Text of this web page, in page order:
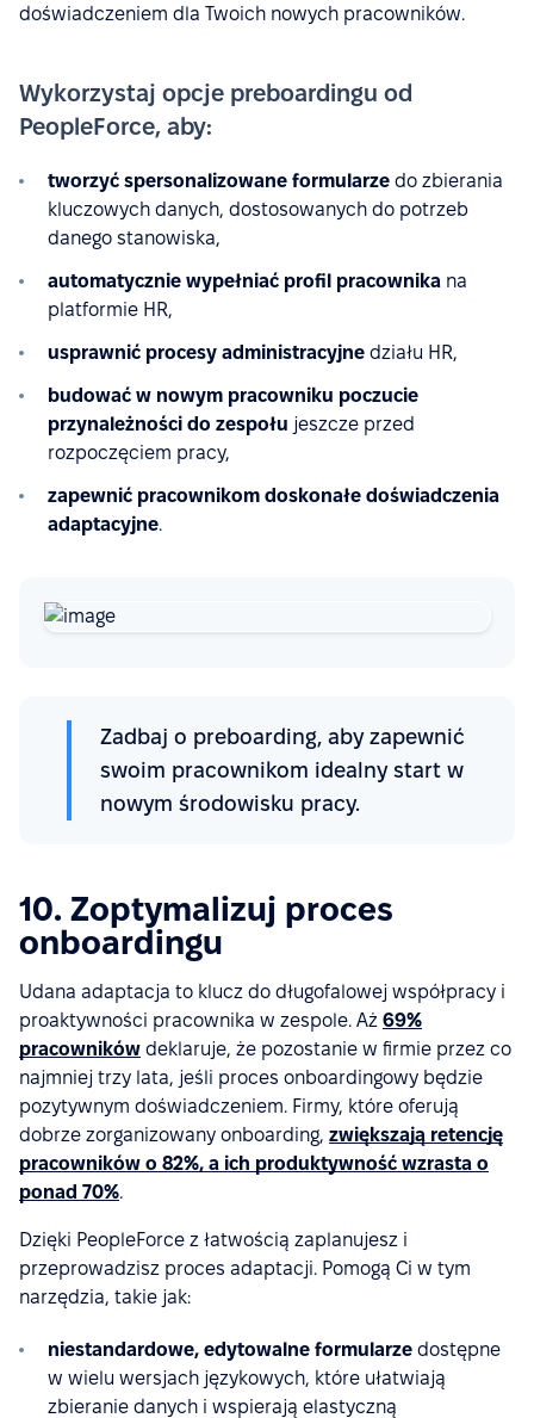
doświadczeniem dla Twoich nowych pracowników.
Wykorzystaj opcje preboardingu od
PeopleForce, aby:
tworzyć spersonalizowane formularze do zbierania
kluczowych danych, dostosowanych do potrzeb
danego stanowiska,
automatycznie wypełniać profil pracownika na
platformie HR,
usprawnić procesy administracyjne działu HR,
budować w nowym pracowniku poczucie
przynależności do zespołu jeszcze przed
rozpoczęciem pracy,
zapewnić pracownikom doskonałe doświadczenia
adaptacyjne.
Zadbaj o preboarding, aby zapewnić
swoim pracownikom idealny start w
nowym środowisku pracy.
10. Zoptymalizuj proces
onboardingu
Udana adaptacja to klucz do długofalowej współpracy i
proaktywności pracownika w zespole. Aż 69%
pracowników deklaruje, że pozostanie w firmie przez co
najmniej trzy lata, jeśli proces onboardingowy będzie
pozytywnym doświadczeniem. Firmy, które oferują
dobrze zorganizowany onboarding, zwiększają retencję
pracowników o 82%, a ich produktywność wzrasta o
ponad 70%.
Dzięki PeopleForce z łatwością zaplanujesz i
przeprowadzisz proces adaptacji. Pomogą Ci w tym
narzędzia, takie jak:
niestandardowe, edytowalne formularze dostępne
w wielu wersjach językowych, które ułatwiają
zbieranie danych i wspierają elastyczną